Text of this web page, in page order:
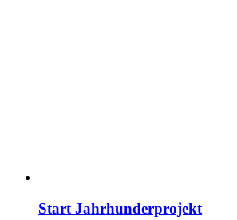
Start Jahrhunderprojekt